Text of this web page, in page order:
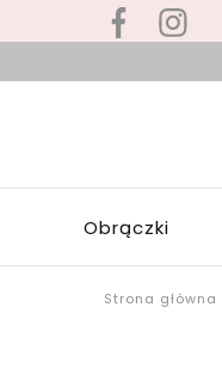
Obrączki
Strona główna